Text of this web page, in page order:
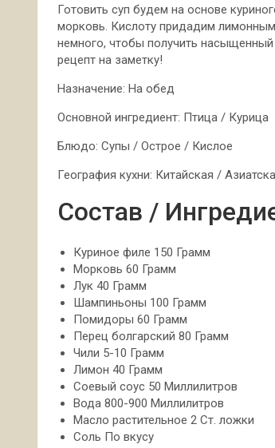
Готовить суп будем на основе
морковь. Кислоту придадим
немного, чтобы получить насыщенный
рецепт на заметку!
Назначение: На обед
Основной ингредиент: Птица / Курица
Блюдо: Супы / Острое / Кислое
География кухни: Китайская /
Состав /
Куриное филе 150 Грамм
Морковь 60 Грамм
Лук 40 Грамм
Шампиньоны 100 Грамм
Помидоры 60 Грамм
Перец болгарский 80 Грамм
Чили 5-10 Грамм
Лимон 40 Грамм
Соевый соус 50 Миллилитров
Вода 800-900 Миллилитров
Масло растительное 2 Ст. ложки
Соль По вкусу